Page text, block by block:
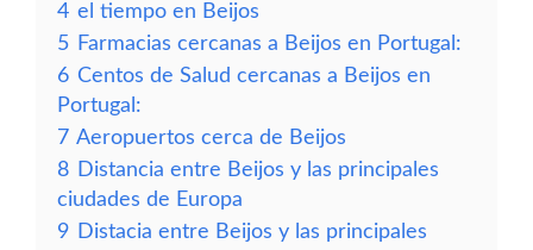
4 el tiempo en Beijos
5 Farmacias cercanas a Beijos en Portugal:
6 Centos de Salud cercanas a Beijos en
Portugal:
7 Aeropuertos cerca de Beijos
8 Distancia entre Beijos y las principales
ciudades de Europa
9 Distacia entre Beijos y las principales